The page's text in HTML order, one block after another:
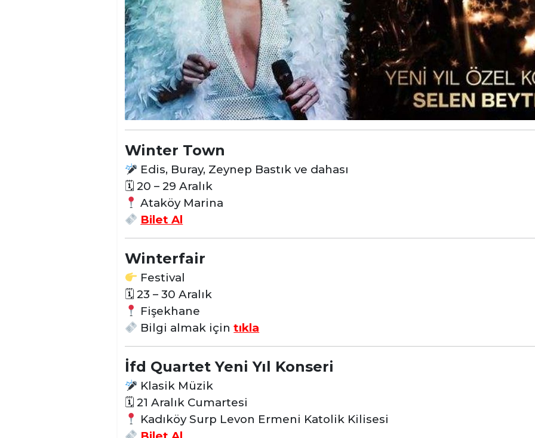
Winter Town
Edis, Buray, Zeynep Bastık ve dahası
🗓 20 – 29 Aralık
Ataköy Marina
Bilet Al
Winterfair
Festival
🗓 23 – 30 Aralık
Fişekhane
Bilgi almak için tıkla
İfd Quartet Yeni Yıl Konseri
Klasik Müzik
🗓 21 Aralık Cumartesi
Kadıköy Surp Levon Ermeni Katolik Kilisesi